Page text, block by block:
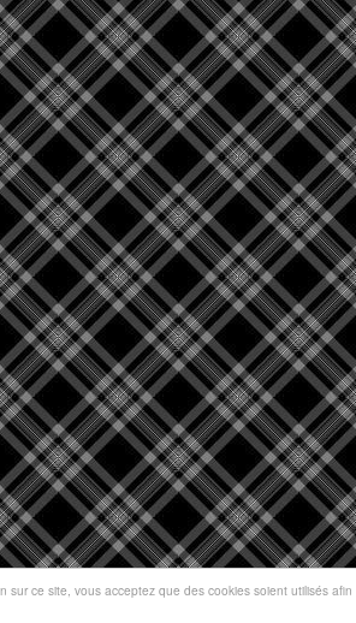
sur ce site, vous acceptez que des cookies soient utilisés afin